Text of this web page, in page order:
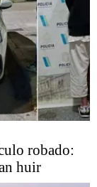
robado:
huir